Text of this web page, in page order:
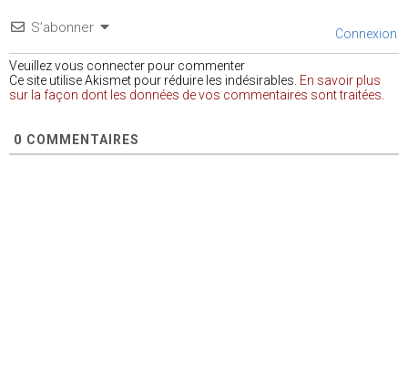
S’abonner Connexion
Veuillez vous connecter pour commenter
Ce site utilise Akismet pour réduire les indésirables. En savoir plus
sur la façon dont les données de vos commentaires sont traitées
0 COMMENTAIRES